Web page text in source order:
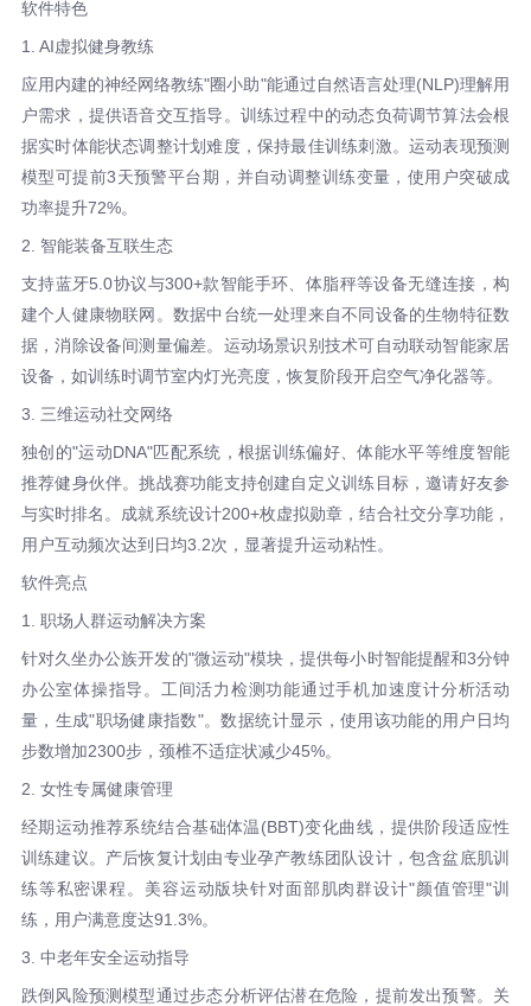
软件特色
1. AI虚拟健身教练
应用内建的神经网络教练"圈小助"能通过自然语言处理(NLP)理解用
户需求，提供语音交互指导。训练过程中的动态负荷调节算法会根
据实时体能状态调整计划难度，保持最佳训练刺激。运动表现预测
模型可提前3天预警平台期，并自动调整训练变量，使用户突破成
功率提升72%。
2. 智能装备互联生态
支持蓝牙5.0协议与300+款智能手环、体脂秤等设备无缝连接，构
建个人健康物联网。数据中台统一处理来自不同设备的生物特征数
据，消除设备间测量偏差。运动场景识别技术可自动联动智能家居
设备，如训练时调节室内灯光亮度，恢复阶段开启空气净化器等。
3. 三维运动社交网络
独创的"运动DNA"匹配系统，根据训练偏好、体能水平等维度智能
推荐健身伙伴。挑战赛功能支持创建自定义训练目标，邀请好友参
与实时排名。成就系统设计200+枚虚拟勋章，结合社交分享功能，
用户互动频次达到日均3.2次，显著提升运动粘性。
软件亮点
1. 职场人群运动解决方案
针对久坐办公族开发的"微运动"模块，提供每小时智能提醒和3分钟
办公室体操指导。工间活力检测功能通过手机加速度计分析活动
量，生成"职场健康指数"。数据统计显示，使用该功能的用户日均
步数增加2300步，颈椎不适症状减少45%。
2. 女性专属健康管理
经期运动推荐系统结合基础体温(BBT)变化曲线，提供阶段适应性
训练建议。产后恢复计划由专业孕产教练团队设计，包含盆底肌训
练等私密课程。美容运动版块针对面部肌肉群设计"颜值管理"训
练，用户满意度达91.3%。
3. 中老年安全运动指导
跌倒风险预测模型通过步态分析评估潜在危险，提前发出预警。关